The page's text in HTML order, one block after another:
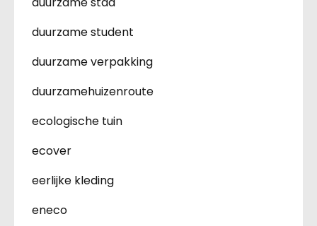
duurzame student
duurzame verpakking
duurzamehuizenroute
ecologische tuin
ecover
eerlijke kleding
eneco